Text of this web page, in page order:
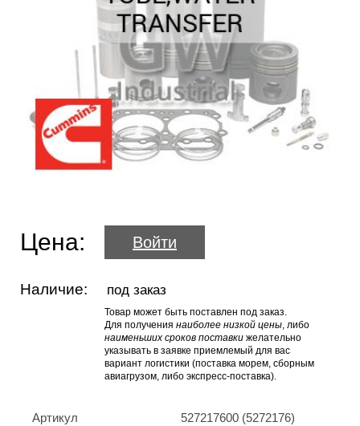
Цена: Войти
Наличие: под заказ
Товар может быть поставлен под заказ.
Для получения наиболее низкой цены, либо
наименьших сроков поставки желательно
указывать в заявке приемлемый для вас
вариант логистики (поставка морем, сборным
авиагрузом, либо экспресс-поставка).
Артикул 527217600 (5272176)